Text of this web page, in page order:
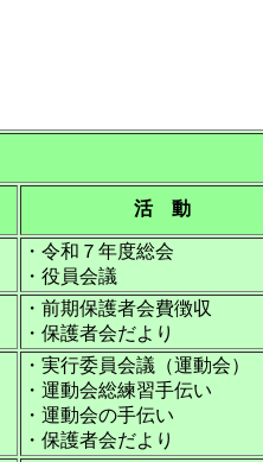
活 動
・令和７年度総会
・役員会議
・前期保護者会費徴収
・保護者会だより
・実行委員会議（運動会）
・運動会総練習手伝い
・運動会の手伝い
・保護者会だより